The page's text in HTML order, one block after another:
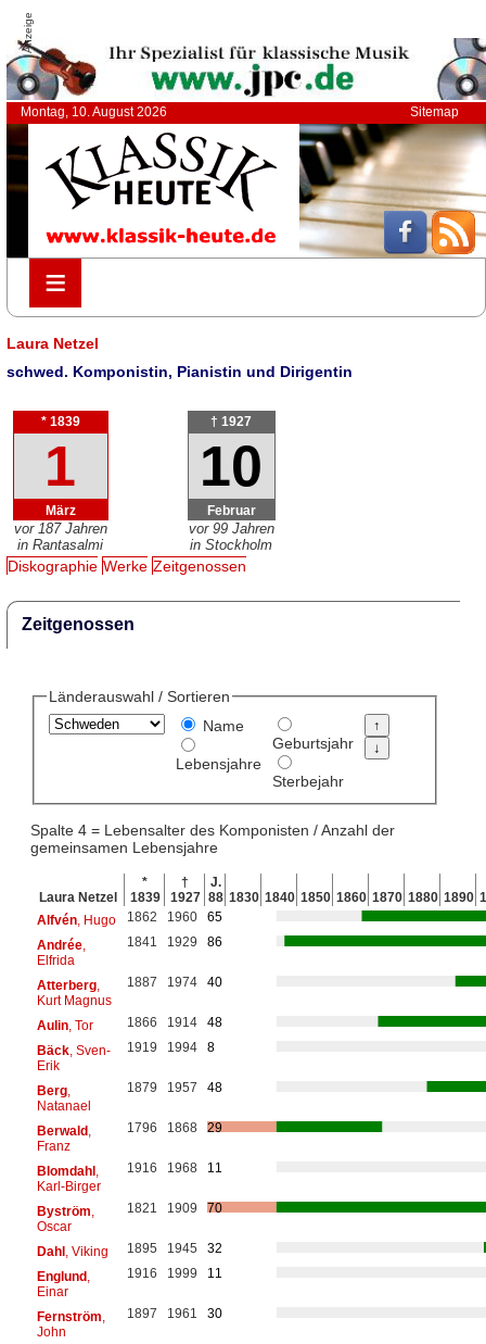
Anzeige
Montag, 10. August 2026 Sitemap
≡
≡
Laura Netzel
schwed. Komponistin, Pianistin und Dirigentin
* 1839
1
März
vor 187 Jahren
in Rantasalmi
† 1927
10
Februar
vor 99 Jahren
in Stockholm
Diskographie Werke Zeitgenossen
Zeitgenossen
Länderauswahl / Sortieren
Name
Lebensjahre
Geburtsjahr
Sterbejahr
Spalte 4 = Lebensalter des Komponisten / Anzahl der
gemeinsamen Lebensjahre
Laura Netzel
*
1839
†
1927
J.
88 1830 1840 1850 1860 1870 1880 1890
Alfvén, Hugo 1862 1960
65
Andrée,
Elfrida
1841 1929 86
Atterberg,
Kurt Magnus
1887 1974 40
Aulin, Tor 1866 1914
48
Bäck, Sven-
Erik
1919 1994 8
Berg,
Natanael
1879 1957 48
Berwald,
Franz
1796 1868 29
Blomdahl,
Karl-Birger
1916 1968 11
Byström
Oscar
1821 1909 70
Dahl, Viking 1895 1945
32
Englund,
Einar
1916 1999 11
Fernström
John
1897 1961 30